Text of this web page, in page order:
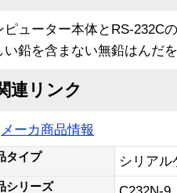
ピューター本体とRS-232C
い鉛を含まない無鉛はんだ
連リンク
メーカ商品情報
タイプ シリアル
シリーズ